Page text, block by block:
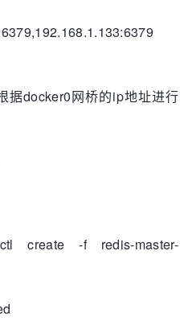
据docker0网桥的ip地址进行
create -f redis-master-